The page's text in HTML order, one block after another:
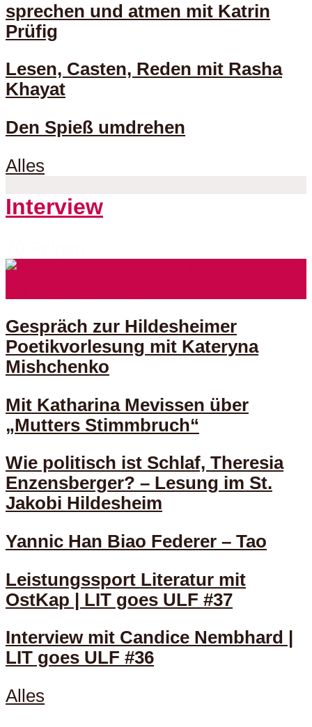
sprechen und atmen mit Katrin
Prüfig
Lesen, Casten, Reden mit Rasha
Khayat
Den Spieß umdrehen
Alles
Interview
Gespräch zur Hildesheimer
Poetikvorlesung mit Kateryna
Mishchenko
Mit Katharina Mevissen über
„Mutters Stimmbruch“
Wie politisch ist Schlaf, Theresia
Enzensberger? – Lesung im St.
Jakobi Hildesheim
Yannic Han Biao Federer – Tao
Leistungssport Literatur mit
OstKap | LIT goes ULF #37
Interview mit Candice Nembhard |
LIT goes ULF #36
Alles